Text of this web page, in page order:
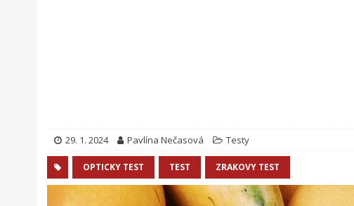
29. 1. 2024 Pavlína Nečasová Testy
OPTICKY TEST TEST ZRAKOVY TEST